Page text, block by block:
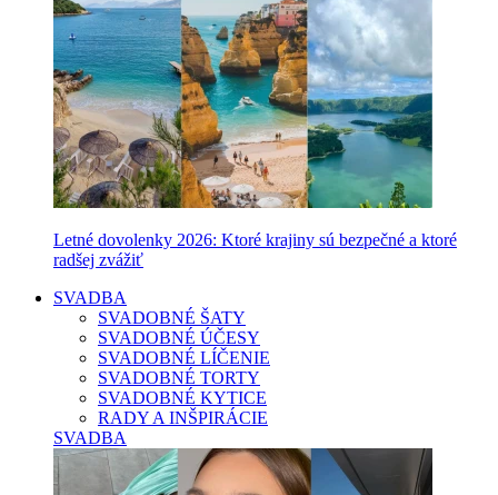
Letné dovolenky 2026: Ktoré krajiny sú bezpečné a ktoré
radšej zvážiť
SVADBA
SVADOBNÉ ŠATY
SVADOBNÉ ÚČESY
SVADOBNÉ LÍČENIE
SVADOBNÉ TORTY
SVADOBNÉ KYTICE
RADY A INŠPIRÁCIE
SVADBA